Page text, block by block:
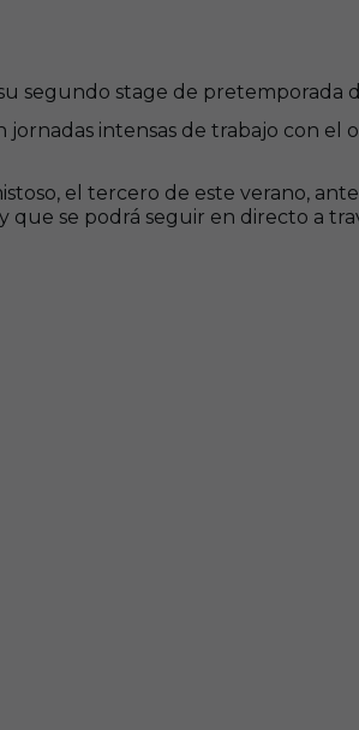
segundo stage de
jornadas intensas de trabajo con
el tercero de este verano,
y que se podrá seguir en directo a